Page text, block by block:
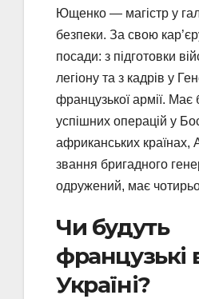
Ющенко — магістр у
безпеки. За свою
посади: з підготовки
легіону та з кадрів у
французької армії. Має
успішних операцій у
африканських країнах,
звання бригадного
одружений, має
Чи будуть
французькі
Україні?